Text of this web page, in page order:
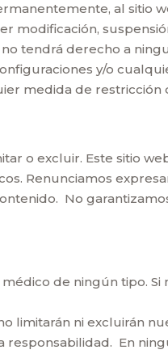
al sitio
modificación,
tendrá derecho a
y/o
medida de restricción
o excluir. Este sitio
Renunciamos
No
de ningún tipo. Si
limitarán ni excluirán
En